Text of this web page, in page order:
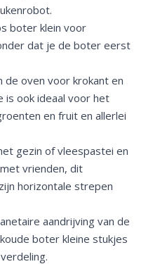
boter klein voor
dat je de boter eerst
de oven voor krokant en
is ook ideaal voor het
en fruit en allerlei
gezin of vleespastei en
vrienden, dit
horizontale strepen
aandrijving van de
boter kleine stukjes